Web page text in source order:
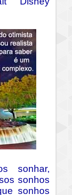
sonhar,
sonhos
sonhos